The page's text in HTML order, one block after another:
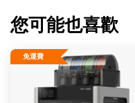
您可能也喜歡
免運費